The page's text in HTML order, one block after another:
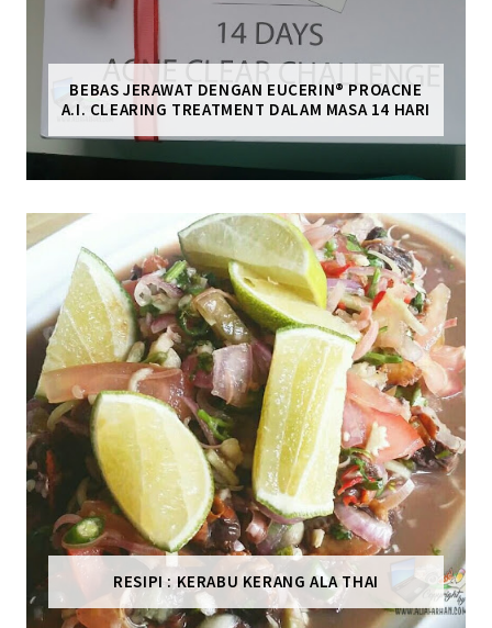
BEBAS JERAWAT DENGAN EUCERIN® PROACNE
A.I. CLEARING TREATMENT DALAM MASA 14 HARI
RESIPI : KERABU KERANG ALA THAI